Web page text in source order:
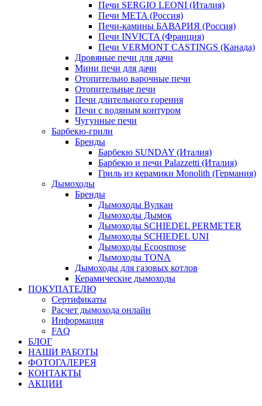
Печи SERGIO LEONI (Италия)
Печи META (Россия)
Печи-камины БАВАРИЯ (Россия)
Печи INVICTA (Франция)
Печи VERMONT CASTINGS (Канада)
Дровяные печи для дачи
Мини печи для дачи
Отопительно варочные печи
Отопительные печи
Печи длительного горения
Печи с водяным контуром
Чугунные печи
Барбекю-грили
Бренды
Барбекю SUNDAY (Италия)
Барбекю и печи Palazzetti (Италия)
Гриль из керамики Monolith (Германия)
Дымоходы
Бренды
Дымоходы Вулкан
Дымоходы Дымок
Дымоходы SCHIEDEL PERMETER
Дымоходы SCHIEDEL UNI
Дымоходы Ecoosmose
Дымоходы TONA
Дымоходы для газовых котлов
Керамические дымоходы
ПОКУПАТЕЛЮ
Сертификаты
Расчет дымохода онлайн
Информация
FAQ
БЛОГ
НАШИ РАБОТЫ
ФОТОГАЛЕРЕЯ
КОНТАКТЫ
АКЦИИ